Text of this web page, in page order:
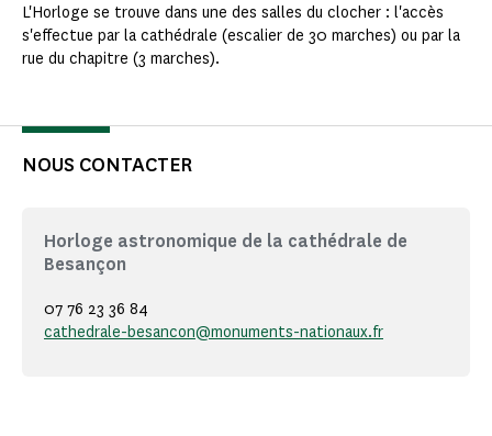
L'Horloge se trouve dans une des salles du clocher : l'accès
s'effectue par la cathédrale (escalier de 30 marches) ou par la
rue du chapitre (3 marches).
NOUS CONTACTER
Horloge astronomique de la cathédrale de
Besançon
07 76 23 36 84
cathedrale-besancon@monuments-nationaux.fr